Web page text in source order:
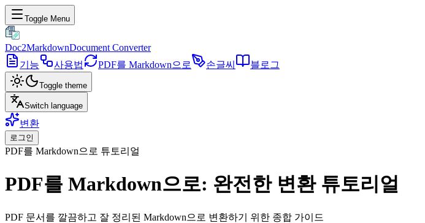
Toggle Menu
Doc2MarkdownDocument Converter
기능
사용법 PDF를 Markdown으로 손글씨 블로그
Toggle theme
Switch language
변환
로그인
PDF를 Markdown으로 튜토리얼
PDF를 Markdown으로: 완전한 변환 튜토리얼
PDF 문서를 깔끔하고 잘 정리된 Markdown으로 변환하기 위한 종합 가이드